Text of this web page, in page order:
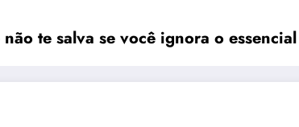
te salva se você ignora o essencial